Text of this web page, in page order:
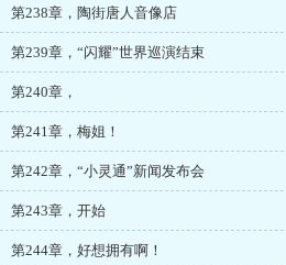
第238章，陶街唐人音像店
第239章，“闪耀”世界巡演结束
第240章，
第241章，梅姐！
第242章，“小灵通”新闻发布会
第243章，开始
第244章，好想拥有啊！